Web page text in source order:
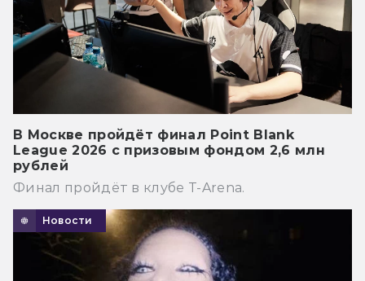
В Москве пройдёт финал Point Blank
League 2026 с призовым фондом 2,6 млн
рублей
Финал пройдёт в клубе T-Arena.
Новости